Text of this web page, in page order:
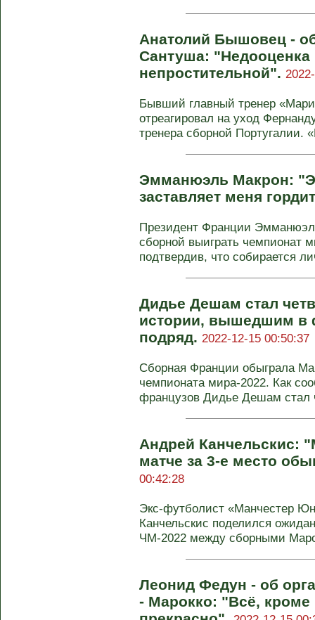
Анатолий Бышовец -
Сантуша:
непростительной".
Бывший главный тренер
отреагировал на уход
тренера сборной Португалии.
Эмманюэль Макрон:
заставляет меня
Президент Франции
сборной выиграть чемпионат
подтвердив, что собирается
Дидье Дешам стал
истории, вышедшим в
подряд. 2022-12-15 00:50:37
Сборная Франции обыграла
чемпионата мира-2022. Как
французов Дидье Дешам стал
Андрей Канчельскис:
матче за 3-е место
00:42:28
Экс-футболист «Манчестер
Канчельскис поделился
ЧМ-2022 между сборными
Леонид Федун - об
- Марокко: "Всё, кроме